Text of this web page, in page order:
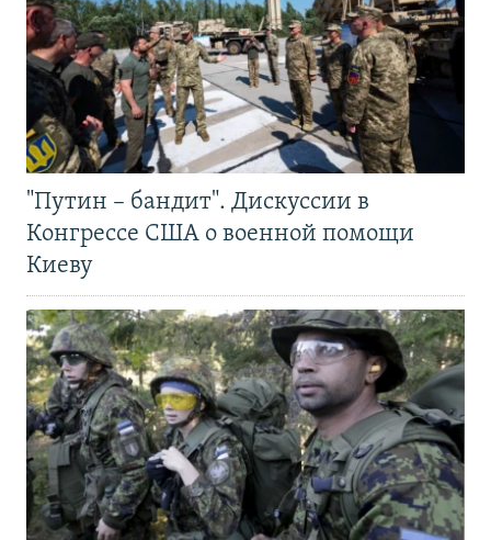
"Путин – бандит". Дискуссии в
Конгрессе США о военной помощи
Киеву